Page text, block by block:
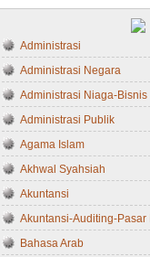
H
Administrasi
Administrasi Negara
Administrasi Niaga-Bisnis
Administrasi Publik
Agama Islam
Akhwal Syahsiah
Akuntansi
Akuntansi-Auditing-
Bahasa Arab